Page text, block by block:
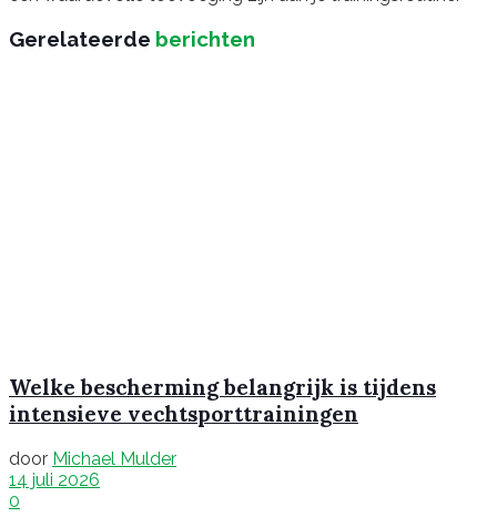
Gerelateerde berichten
Welke bescherming belangrijk is tijdens
intensieve vechtsporttrainingen
door Michael Mulder
14 juli 2026
0